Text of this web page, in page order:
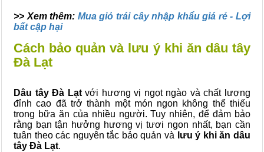
>> Xem thêm: Mua giỏ trái cây nhập khẩu giá rẻ - Lợi
bất cập hại
Cách bảo quản và lưu ý khi ăn dâu tây
Đà Lạt
Dâu tây Đà Lạtvới hương vị ngọt ngào và chất lượng
đỉnh cao đã trở thành một món ngon không thể thiếu
trong bữa ăn của nhiều người. Tuy nhiên, để đảm bảo
rằng bạn tận hưởng hương vị tươi ngon nhất, bạn cần
tuân theo các nguyên tắc bảo quản và
lưu ý khi ăn dâu
tây Đà Lạt.